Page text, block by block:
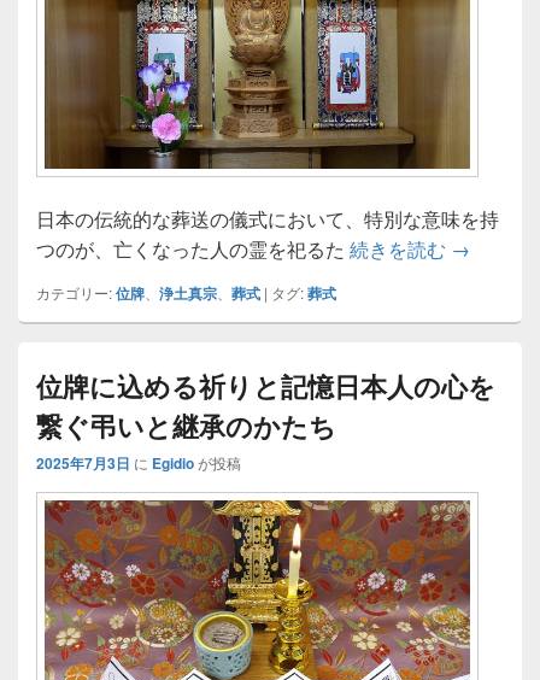
日本の伝統的な葬送の儀式において、特別な意味を持
つのが、亡くなった人の霊を祀るた 続きを読む 日本人の
→
カテゴリー:位牌 浄土真宗 葬式 | タグ:葬式
位牌に込める祈りと記憶日本人の心を
繋ぐ弔いと継承のかたち
2025年7月3日 に Egidioが投稿